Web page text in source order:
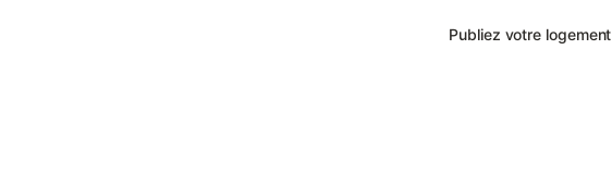
Publiez votre logement